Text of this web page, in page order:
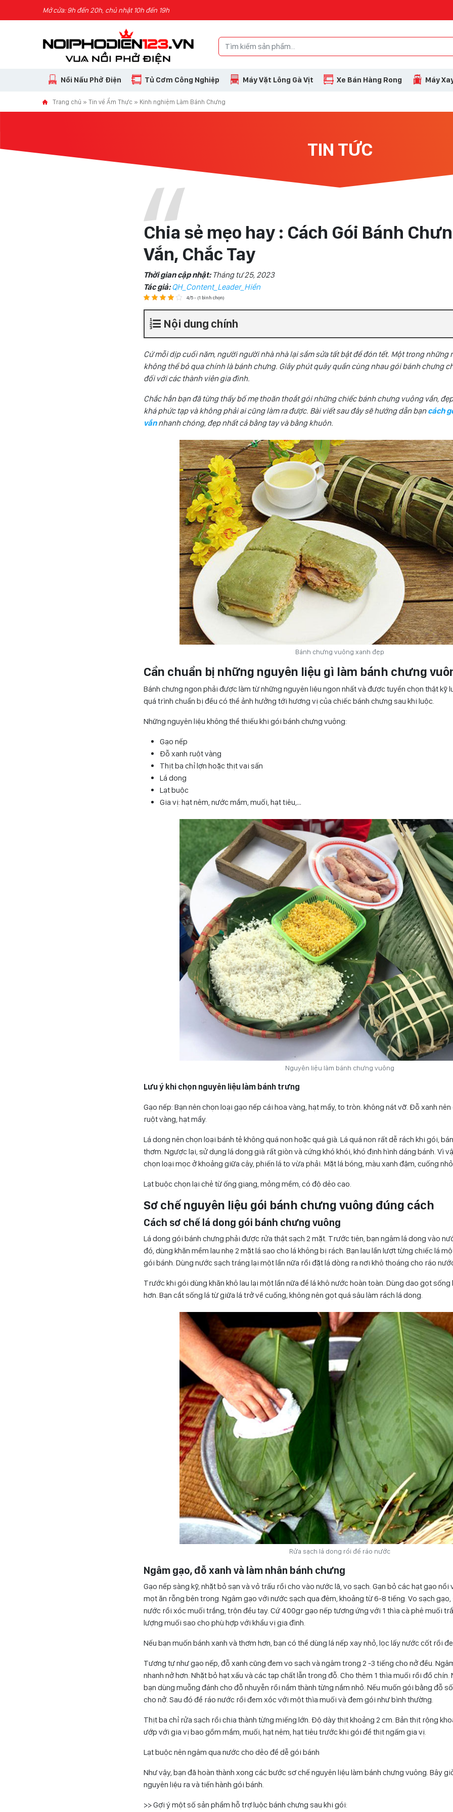
Skip to contentMở cửa: 9h đến 20h, chủ nhật 10h đến 19h
Nồi Nấu Phở Điện Tủ Cơm Công Nghiệp Máy Vặt Lông Gà Vịt Xe Bán Hàng Rong Máy
Trang chủ » Tin về Ẩm Thực » Kinh nghiệm Làm Bánh Chưng
TIN TỨC
Chia sẻ mẹo hay : Cách Gói Bánh
Vắn, Chắc Tay
Thời gian cập nhật: Tháng tư 25, 2023
Tác giả:QH_Content_Leader_Hiền
4/5 - (1 bình chọn)
Nội dung chính
Cứ mỗi dịp cuối năm, người người nhà nhà lại sắm sửa tất bật để đón tết. Một trong những
không thể bỏ qua chính là bánh chưng. Giây phút quây quần cùng nhau gói bánh chưng
đối với các thành viên gia đình.
Chắc hẳn bạn đã từng thấy bố mẹ thoăn thoắt gói những chiếc bánh chưng vuông vắn,
khá phức tạp và không phải ai cũng làm ra được. Bài viết sau đây sẽ hướng dẫn bạncách
vắnnhanh chóng, đẹp nhất cả bằng tay và bằng khuôn.
Bánh chưng vuông xanh đẹp
Cần chuẩn bị những nguyên liệu gì làm bánh chưng
Bánh chưng ngon phải được làm từ những nguyên liệu ngon nhất và được tuyển chọn thật kỹ
quá trình chuẩn bị đều có thể ảnh hưởng tới hương vị của chiếc bánh chưng sau khi luộc.
Những nguyên liệu không thể thiếu khi gói bánh chưng vuông:
Gạo nếp
Đỗ xanh ruột vàng
Thịt ba chỉ lợn hoặc thịt vai sấn
Lá dong
Lạt buộc
Gia vị: hạt nêm, nước mắm, muối, hạt tiêu,…
Nguyên liệu làm bánh chưng vuông
Lưu ý khi chọn nguyên liệu làm bánh trưng
Gạo nếp: Bạn nên chọn loại gạo nếp cái hoa vàng, hạt mẩy, to tròn. không nát vỡ. Đỗ xanh
ruột vàng, hạt mẩy.
Lá dong nên chọn loại bánh tẻ không quá non hoặc quá già. Lá quá non rất dễ rách khi gói,
thơm. Ngược lại, sử dụng lá dong già rất giòn và cứng khó khói, khó định hình dáng bánh. Vì
chọn loại mọc ở khoảng giữa cây, phiến lá to vừa phải. Mặt lá bóng, màu xanh đậm, cuống
Lạt buộc chọn lại chẻ từ ống giang, mỏng mềm, có độ dẻo cao.
Sơ chế nguyên liệu gói bánh chưng vuông đúng cách
Cách sơ chế lá dong gói bánh chưng vuông
Lá dong gói bánh chưng phải được rửa thật sạch 2 mặt. Trước tiên, bạn ngâm lá dong vào
đó, dùng khăn mềm lau nhẹ 2 mặt lá sao cho lá không bị rách. Bạn lau lần lượt từng chiếc lá
gói bánh. Dùng nước sạch tráng lại một lần nữa rồi đặt lá dòng ra nơi khô thoáng cho ráo
Trước khi gói dùng khăn khô lau lại một lần nữa để lá khô nước hoàn toàn. Dùng dao gọt sống
hơn. Bạn cắt sống lá từ giữa lá trở về cuống, không nên gọt quá sâu làm rách lá dong.
Rửa sạch lá dong rồi để ráo nước
Ngâm gạo, đỗ xanh và làm nhân bánh chưng
Gạo nếp sàng kỹ, nhặt bỏ sạn và vỏ trấu rồi cho vào nước lã, vo sạch. Gạn bỏ các hạt gạo
mọt ăn rỗng bên trong. Ngâm gạo với nước sạch qua đêm, khoảng từ 6-8 tiếng. Vo sạch
nước rồi xóc muối trắng, trộn đều tay. Cứ 400gr gạo nếp tương ứng với 1 thìa cà phê muối
lượng muối sao cho phù hợp với khẩu vị gia đình.
Nếu bạn muốn bánh xanh và thơm hơn, bạn có thể dùng lá nếp xay nhỏ, lọc lấy nước cốt rồi
Tương tự như gạo nếp, đỗ xanh cũng đem vo sạch và ngâm trong 2 -3 tiếng cho nở đều.
nhanh nở hơn. Nhặt bỏ hạt xấu và các tạp chất lẫn trong đỗ. Cho thêm 1 thìa muối rồi đồ chín.
bạn dùng muỗng đánh cho đỗ nhuyễn rồi nắm thành từng nắm nhỏ. Nếu muốn gói bằng đỗ
cho nở. Sau đó để ráo nước rồi đem xóc với một thìa muối và đem gói như bình thường.
Thịt ba chỉ rửa sạch rồi chia thành từng miếng lớn. Độ dày thịt khoảng 2 cm. Bản thịt rộng
ướp với gia vị bao gồm mắm, muối, hạt nêm, hạt tiêu trước khi gói để thịt ngấm gia vị.
Lạt buộc nên ngâm qua nước cho dẻo để dễ gói bánh
Như vậy, bạn đã hoàn thành xong các bước sơ chế nguyên liệu làm bánh chưng vuông. Bây
nguyên liệu ra và tiến hành gói bánh.
>> Gợi ý một số sản phẩm hỗ trợ luộc bánh chưng sau khi gói: